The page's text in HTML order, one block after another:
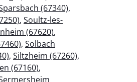
(67340),
, Soultz-les-
(67620),
, Solbach
, Siltzheim (67260),
(67160),